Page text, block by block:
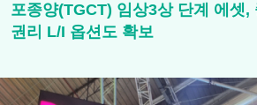
포종양(TGCT) 임상3상 단계 에셋,
권리 L/I 옵션도 확보